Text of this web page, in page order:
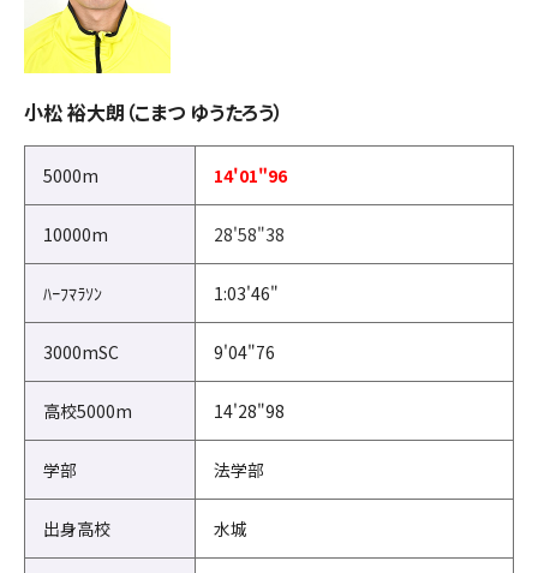
小松 裕大朗（こまつ ゆうたろう）
5000m 14'01"96
10000m 28'58"38
ﾊｰﾌﾏﾗｿﾝ 1:03'46"
3000mSC 9'04"76
高校5000m 14'28"98
学部 法学部
出身高校 水城